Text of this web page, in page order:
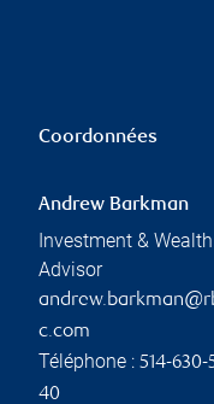
Coordonnées
Andrew Barkman
Investment & Wealth
Advisor
c.com
Téléphone : 514-630-
40